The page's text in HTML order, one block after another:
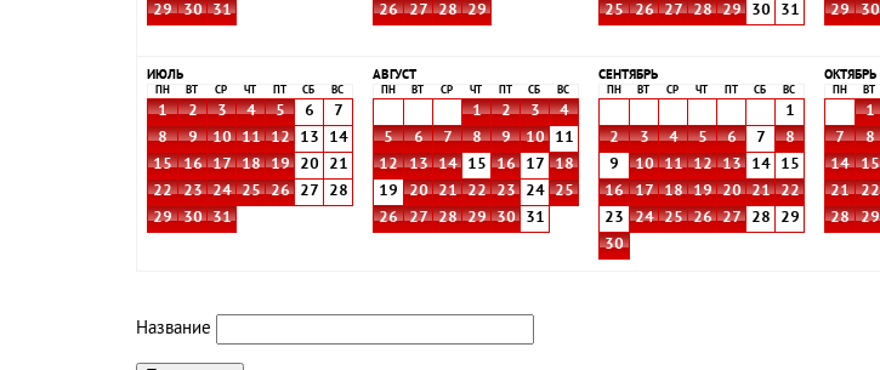
29
30 31
26
27 28 29
25
26 27 28 29 30 31
29
30
ИЮЛЬ
ПН ВТ СР ЧТ СБ ВС
1 2 3 4 5 6
7
8
9 10 11 12 13
14
15
16 17 18 19 20
21
22
23 24 25 26 27
28
29
30 31
АВГУСТ
ПН ВТ СР ЧТ СБ ВС
1 2 3
4
5
6 7 8 9 10
11
12
13 14 15 16 17
18
19
20 21 22 23 24
25
26
27 28 29 30 31
СЕНТЯБРЬ
ПН ВТ СР ЧТ СБ ВС
1
2
3 4 5 6 7
8
9
10 11 12 13 14
15
16
17 18 19 20 21
22
23
24 25 26 27 28
29
30
ОКТЯБРЬ
ПН ВТ
1
7
8
14
15
21
22
28
29
Название